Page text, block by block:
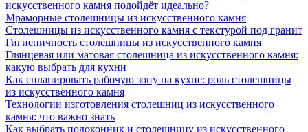
искусственного камня подойдёт идеально?
Мраморные столешницы из искусственного камня
Столешницы из искусственного камня с текстурой под гранит
Гигиеничность столешницы из искусственного камня
Глянцевая или матовая столешница из искусственного камня:
какую выбрать для кухни
Как спланировать рабочую зону на кухне: роль столешницы
из искусственного камня
Технологии изготовления столешниц из искусственного
камня: что важно знать
Как выбрать подоконник и столешницу из искусственного